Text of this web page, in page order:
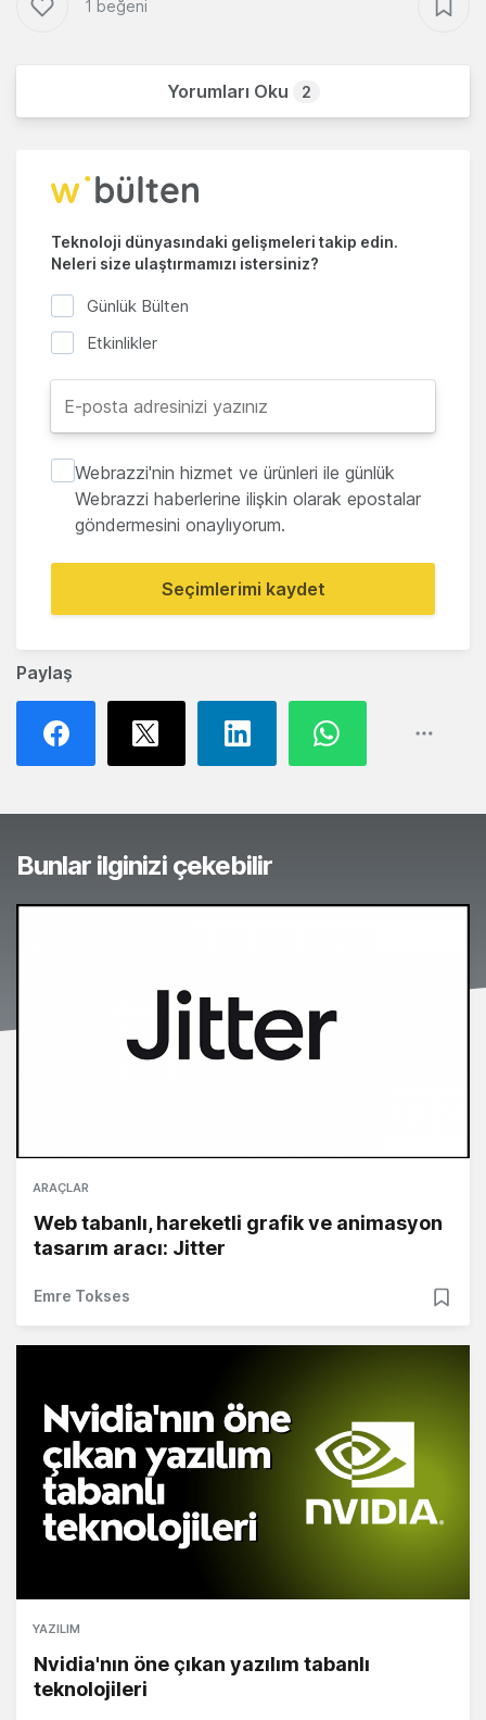
Paylaş
1 beğeni
Yorumları Oku 2
Teknoloji dünyasındaki gelişmeleri takip edin.
Neleri size ulaştırmamızı istersiniz?
Günlük Bülten
Etkinlikler
Webrazzi'nin hizmet ve ürünleri ile günlük
Webrazzi haberlerine ilişkin olarak epostalar
göndermesini onaylıyorum.
Seçimlerimi kaydet
Bunlar ilginizi çekebilir
ARAÇLAR
Web tabanlı, hareketli grafik ve animasyon
tasarım aracı: Jitter
Emre Tokses
YAZILIM
Nvidia'nın öne çıkan yazılım tabanlı
teknolojileri